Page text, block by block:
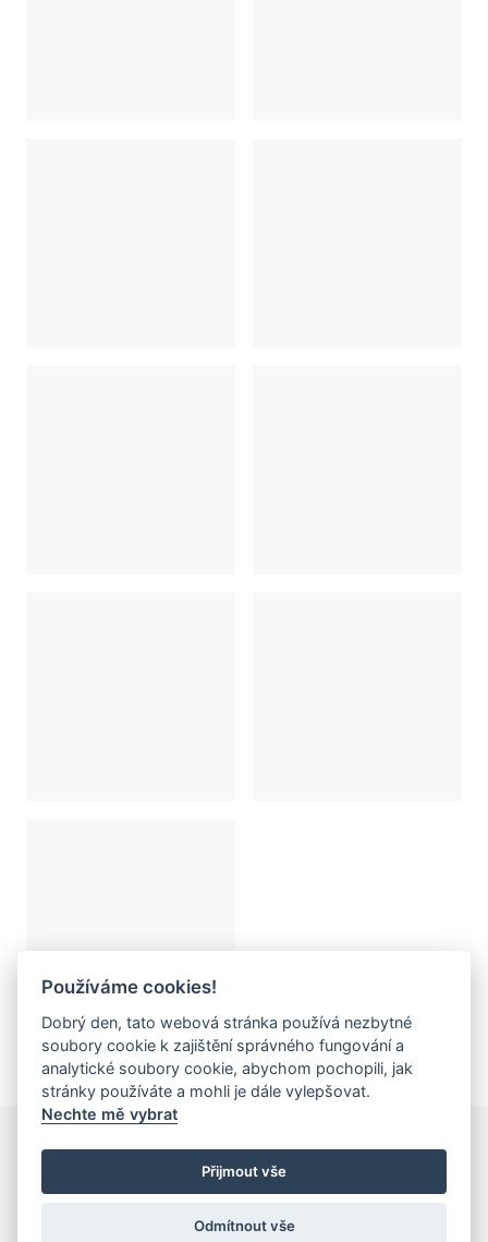
ZLATNICTVÍ VANĚK
NÁŠ PŘÍBĚH
Používáme cookies!
Dobrý den, tato webová stránka používá nezbytné
soubory cookie k zajištění správného fungování a
analytické soubory cookie, abychom pochopili, jak
stránky používáte a mohli je dále vylepšovat.
Nechte mě vybrat
Přijmout vše
Odmítnout vše